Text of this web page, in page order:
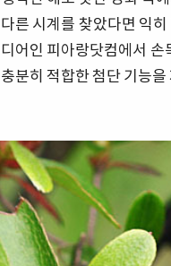
다른 시계를 찾았다면 익
디어인 피아랑닷컴에서
충분히 적합한 첨단 기능을